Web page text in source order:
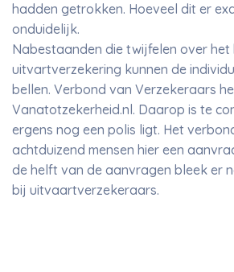
hadden getrokken. Hoeveel dit er
onduidelijk.
Nabestaanden die twijfelen over het
uitvartverzekering kunnen de
bellen. Verbond van Verzekeraars
Vanatotzekerheid.nl. Daarop is te
ergens nog een polis ligt. Het
achtduizend mensen hier een
de helft van de aanvragen bleek er
bij uitvaartverzekeraars.